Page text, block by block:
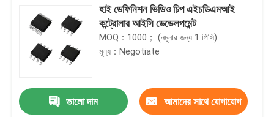
হাই ডেফিনিশন ভিডিও চিপ এইচডিএমআই
কন্ট্রোলার আইসি ডেভেলপমেন্ট
MOQ：1000； (নমুনার জন্য 1 পিসি)
মূল্য：Negotiate
ভালো দাম আমাদের সাথে যোগাযোগ